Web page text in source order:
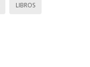
LIBROS